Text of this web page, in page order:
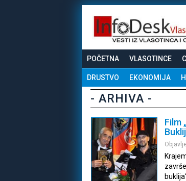
POČETNA VLASOTINCE
DRUSTVO EKONOMIJA
- ARHIVA -
Film